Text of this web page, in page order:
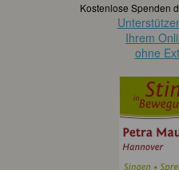
Kostenlose Spenden
Ihrem
ohne